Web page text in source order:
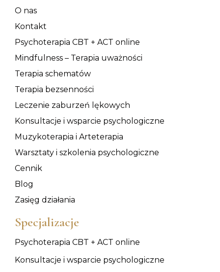
O nas
Kontakt
Psychoterapia CBT + ACT online
Mindfulness – Terapia uważności
Terapia schematów
Terapia bezsenności
Leczenie zaburzeń lękowych
Konsultacje i wsparcie psychologiczne
Muzykoterapia i Arteterapia
Warsztaty i szkolenia psychologiczne
Cennik
Blog
Zasięg działania
Specjalizacje
Psychoterapia CBT + ACT online
Konsultacje i wsparcie psychologiczne